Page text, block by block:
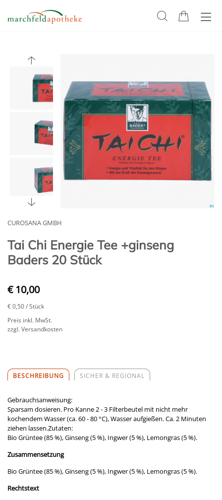
CUROSANA GMBH
Tai Chi Energie Tee +ginseng
Baders 20 Stück
€ 10,00
€ 0,50/ Stück
Preis inkl. MwSt.
zzgl. Versandkosten
BESCHREIBUNG SICHER & REGIONAL
Gebrauchsanweisung:
Sparsam dosieren. Pro Kanne 2 - 3 Filterbeutel mit nicht mehr
kochendem Wasser (ca. 60 - 80 °C), Wasser aufgießen. Ca. 2 Minuten
ziehen lassen.Zutaten:
Bio Grüntee (85 %), Ginseng (5 %), Ingwer (5 %), Lemongras (5 %).
Zusammensetzung
Bio Grüntee (85 %), Ginseng (5 %), Ingwer (5 %), Lemongras (5 %).
Rechtstext